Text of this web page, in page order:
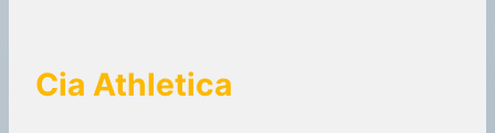
Cia Athletica